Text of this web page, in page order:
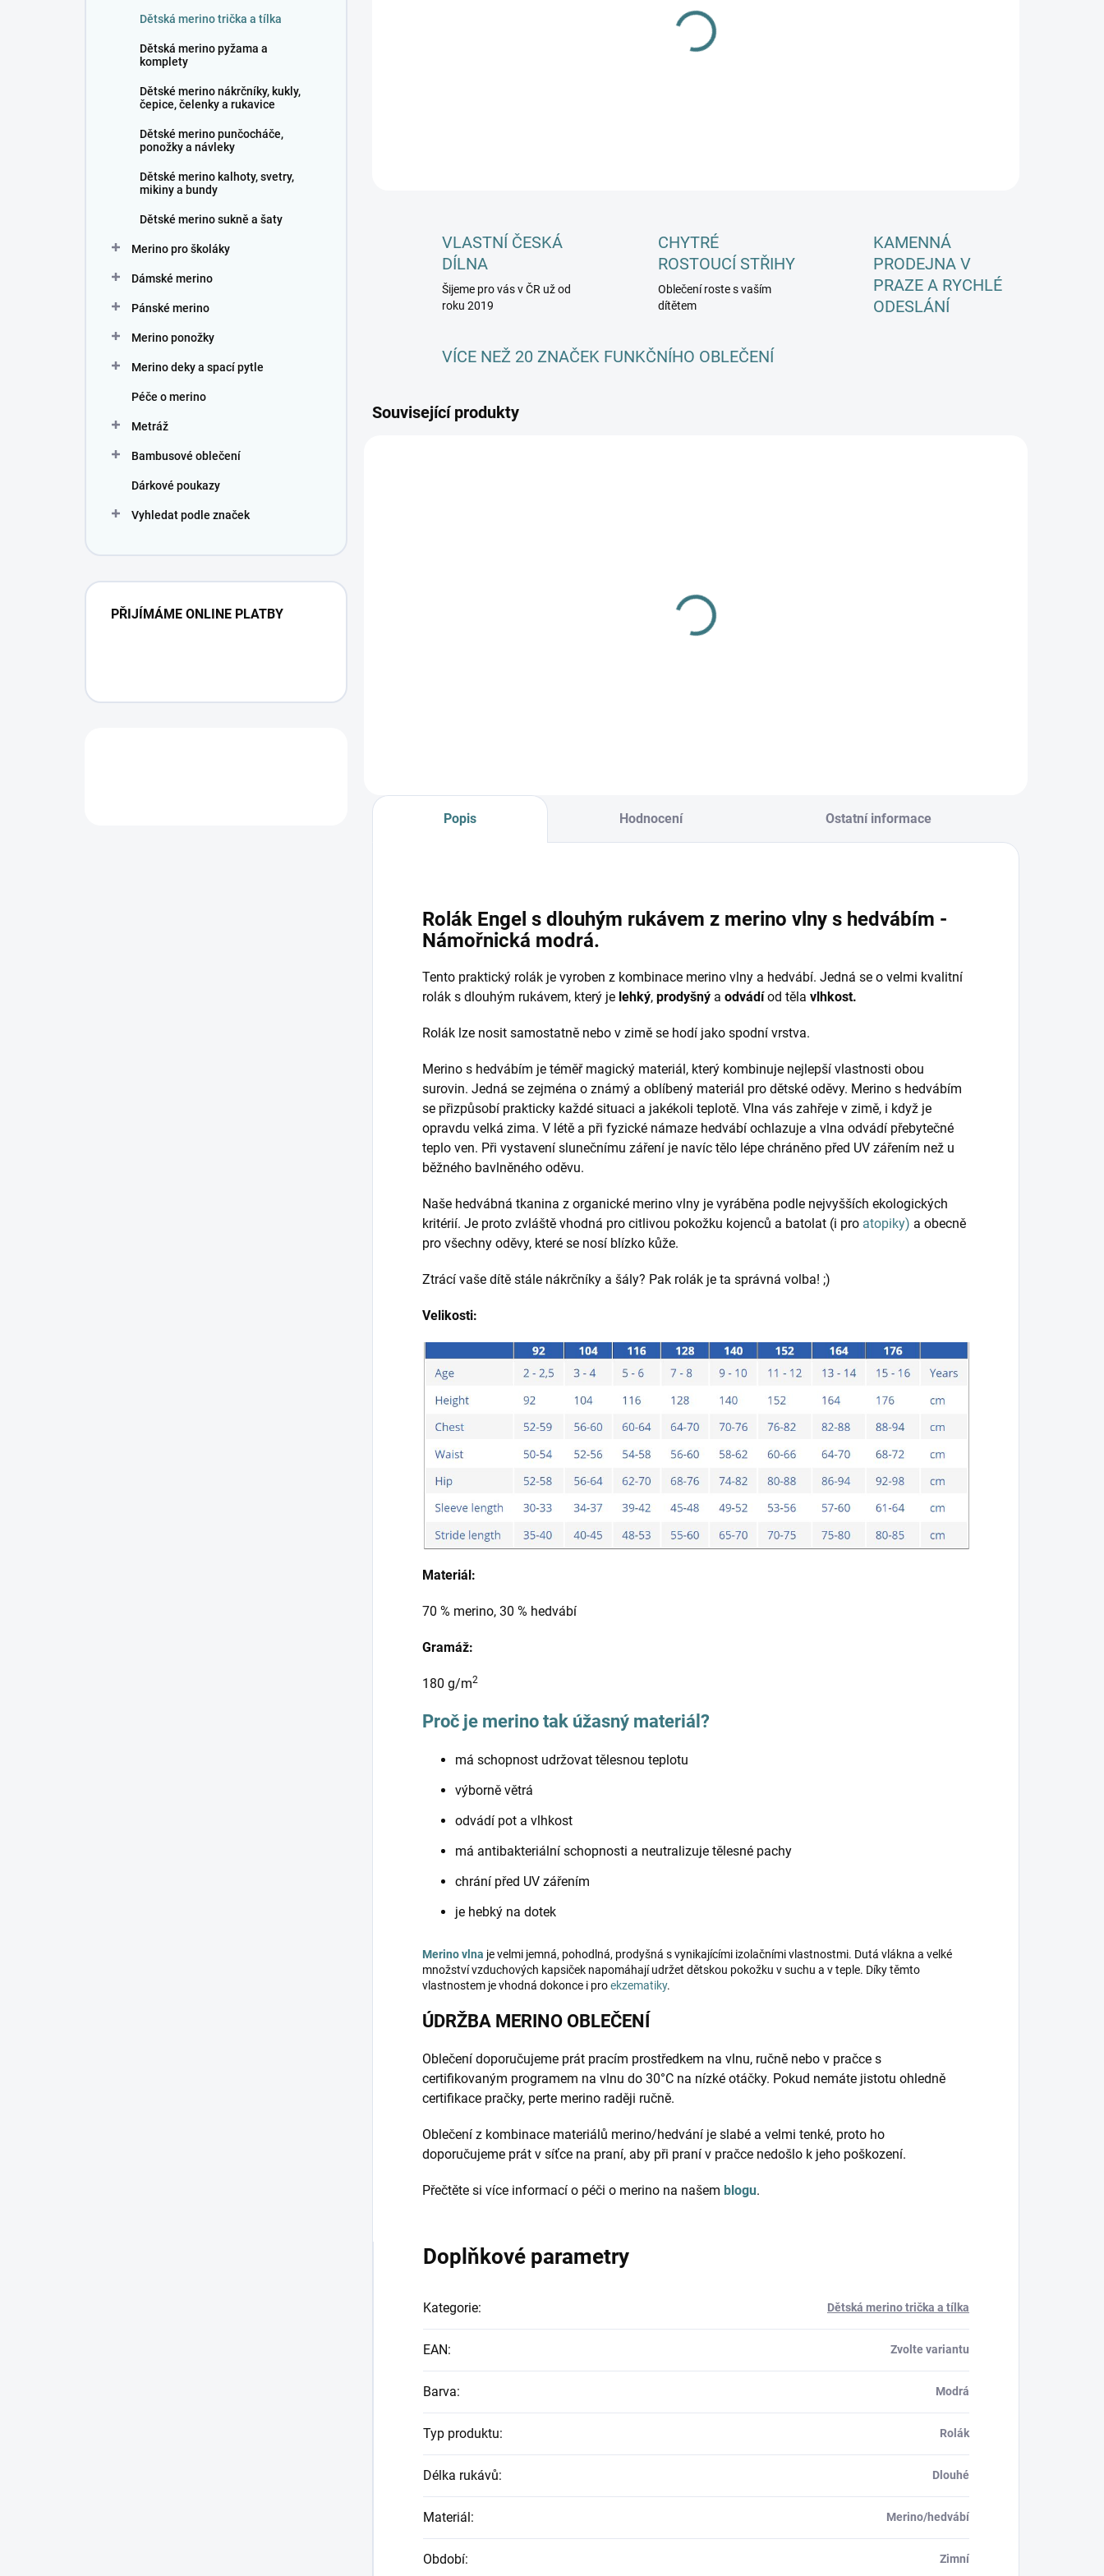
Dětská merino trička a tílka
Dětská merino pyžama a
komplety
Dětské merino nákrčníky, kukly,
čepice, čelenky a rukavice
Dětské merino punčocháče,
ponožky a návleky
Dětské merino kalhoty, svetry,
mikiny a bundy
Dětské merino sukně a šaty
Merino pro školáky
Dámské merino
Pánské merino
Merino ponožky
Merino deky a spací pytle
Péče o merino
Metráž
Bambusové oblečení
Dárkové poukazy
Vyhledat podle značek
PŘIJÍMÁME ONLINE PLATBY
MŮŽEME DORUČIT DO:
VLASTNÍ ČESKÁ
DÍLNA
Šijeme pro vás v ČR už od
roku 2019
CHYTRÉ
ROSTOUCÍ STŘIHY
Oblečení roste s vaším
dítětem
KAMENNÁ
PRODEJNA V
PRAZE A RYCHLÉ
ODESLÁNÍ
VÍCE NEŽ 20 ZNAČEK FUNKČNÍHO OBLEČENÍ
Související produkty
Popis Hodnocení Ostatní informace
Rolák Engel s dlouhým rukávem z merino vlny s hedvábím -
Námořnická modrá.
Tento praktický rolák je vyroben z kombinace merino vlny a hedvábí. Jedná se o velmi kvalitní
rolák s dlouhým rukávem, který je lehký, prodyšný a odvádíod těla vlhkost.
Rolák lze nosit samostatně nebo v zimě se hodí jako spodní vrstva.
Merino s hedvábím je téměř magický materiál, který kombinuje nejlepší vlastnosti obou
surovin. Jedná se zejména o známý a oblíbený materiál pro dětské oděvy. Merino s hedvábím
se přizpůsobí prakticky každé situaci a jakékoli teplotě. Vlna vás zahřeje v zimě, i když je
opravdu velká zima. V létě a při fyzické námaze hedvábí ochlazuje a vlna odvádí přebytečné
teplo ven. Při vystavení slunečnímu záření je navíc tělo lépe chráněno před UV zářením než u
běžného bavlněného oděvu.
Naše hedvábná tkanina z organické merino vlny je vyráběna podle nejvyšších ekologických
kritérií. Je proto zvláště vhodná pro citlivou pokožku kojenců a batolat (i pro atopiky) a obecně
pro všechny oděvy, které se nosí blízko kůže.
Ztrácí vaše dítě stále nákrčníky a šály? Pak rolák je ta správná volba! ;)
Velikosti:
Materiál:
70 % merino, 30 % hedvábí
Gramáž:
180 g/m2
Proč je merino tak úžasný materiál?
má schopnost udržovat tělesnou teplotu
výborně větrá
odvádí pot a vlhkost
má antibakteriální schopnosti a neutralizuje tělesné pachy
chrání před UV zářením
je hebký na dotek
Merino vlna je velmi jemná, pohodlná, prodyšná s vynikajícími izolačními vlastnostmi. Dutá vlákna a velké
množství vzduchových kapsiček napomáhají udržet dětskou pokožku v suchu a v teple. Díky těmto
vlastnostem je vhodná dokonce i proekzematiky.
ÚDRŽBA MERINO OBLEČENÍ
Oblečení doporučujeme prát pracím prostředkem na vlnu, ručně nebo v pračce s
certifikovaným programem na vlnu do 30°C na nízké otáčky. Pokud nemáte jistotu ohledně
certifikace pračky, perte merino raději ručně.
Oblečení z kombinace materiálů merino/hedvání je slabé a velmi tenké, proto ho
doporučujeme prát v síťce na praní, aby při praní v pračce nedošlo k jeho poškození.
Přečtěte si více informací o péči o merino na našem blogu.
Doplňkové parametry
Kategorie: Dětská merino trička a tílka
EAN: Zvolte variantu
Barva: Modrá
Typ produktu: Rolák
Délka rukávů: Dlouhé
Materiál: Merino/hedvábí
Období: Zimní